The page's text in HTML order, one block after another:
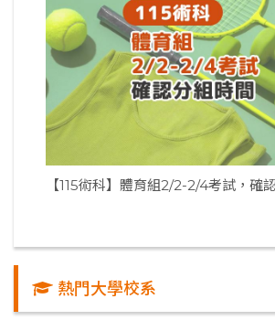
【115術科】體育組2/2-2/4考試，確
熱門大學校系